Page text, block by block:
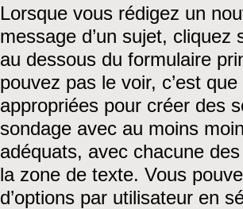
Lorsque vous rédigez un
message d’un sujet, cliquez
au dessous du formulaire
pouvez pas le voir, c’est
appropriées pour créer des
sondage avec au moins
adéquats, avec chacune
la zone de texte. Vous
d’options par utilisateur en